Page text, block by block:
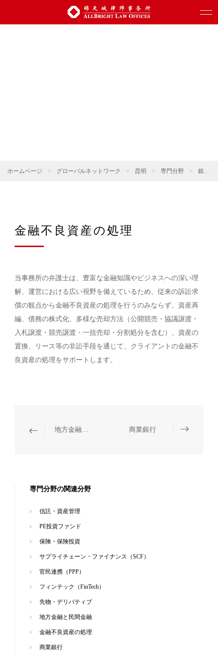
ホームページ > グローバルネットワーク > 昆明 > 専門分野 > 銀行・ファイナンス
金融不良資産の処理
当事務所の弁護士は、豊富な金融知識やビジネスへの深い理
解、運営における広い視野を備えているため、従来の訴訟求
償の観点から金融不良資産の処理を行うのみならず、資産再
編、債務の株式化、多様な売却方法（公開競売・協議譲渡・
入札譲渡・競売譲渡・一括売却・分割処分を含む）、資産の
置換、リース等の非訟手段を通じて、クライアントの金融不
良資産の処理をサポートします。
地方金融と民間金融 商業銀行
専門分野の関連分野
信託・資産管理
PE投資ファンド
保険・保険投資
サプライチェーン・ファイナンス（SCF）
官民連携（PPP）
フィンテック（FinTech）
先物・デリバティブ
地方金融と民間金融
金融不良資産の処理
商業銀行